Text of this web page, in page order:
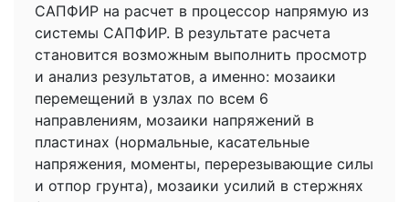
САПФИР на расчет в процессор напрямую из
системы САПФИР. В результате расчета
становится возможным выполнить просмотр
и анализ результатов, а именно: мозаики
перемещений в узлах по всем 6
направлениям, мозаики напряжений в
пластинах (нормальные, касательные
напряжения, моменты, перерезывающие силы
и отпор грунта), мозаики усилий в стержнях